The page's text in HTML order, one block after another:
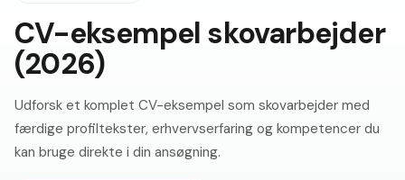
CV-eksempel skovarbejder
(2026)
Udforsk et komplet CV-eksempel som skovarbejder med
færdige profiltekster, erhvervserfaring og kompetencer du
kan bruge direkte i din ansøgning.